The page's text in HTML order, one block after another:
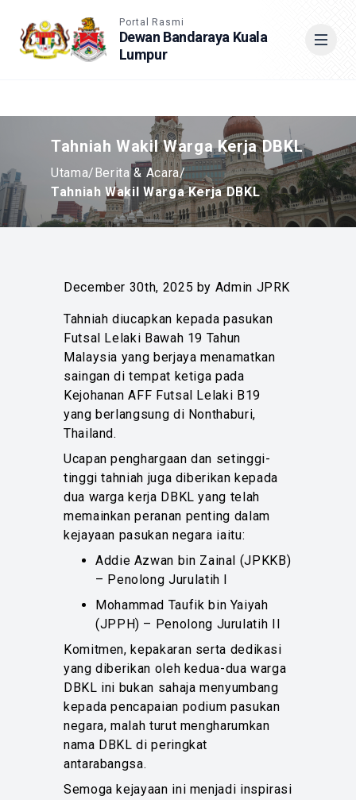
Portal Rasmi
Dewan Bandaraya Kuala
Lumpur
Cari
Tahniah Wakil Warga Kerja DBKL
Utama/Berita & Acara/
Tahniah Wakil Warga Kerja DBKL
December 30th, 2025 by Admin JPRK
Tahniah diucapkan kepada pasukan
Futsal Lelaki Bawah 19 Tahun
Malaysia yang berjaya menamatkan
saingan di tempat ketiga pada
Kejohanan AFF Futsal Lelaki B19
yang berlangsung di Nonthaburi,
Thailand.
Ucapan penghargaan dan setinggi-
tinggi tahniah juga diberikan kepada
dua warga kerja DBKL yang telah
memainkan peranan penting dalam
kejayaan pasukan negara iaitu:
Addie Azwan bin Zainal (JPKKB)
– Penolong Jurulatih I
Mohammad Taufik bin Yaiyah
(JPPH) – Penolong Jurulatih II
Komitmen, kepakaran serta dedikasi
yang diberikan oleh kedua-dua warga
DBKL ini bukan sahaja menyumbang
kepada pencapaian podium pasukan
negara, malah turut mengharumkan
nama DBKL di peringkat
antarabangsa.
Semoga kejayaan ini menjadi inspirasi